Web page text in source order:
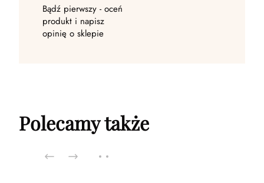
Bądź pierwszy - oceń
produkt i napisz
opinię o sklepie
Polecamy także